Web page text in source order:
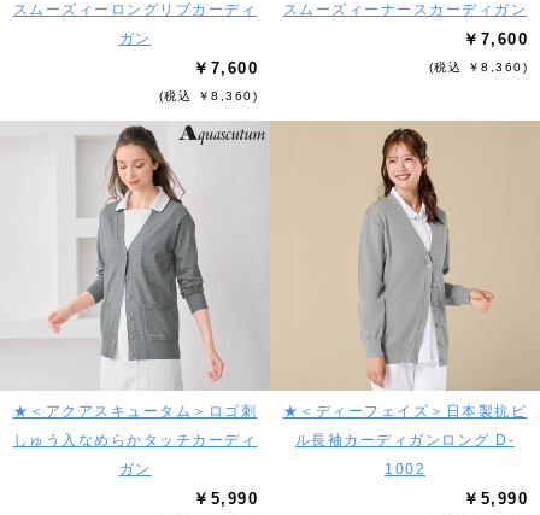
スムーズィーロングリブカーディ
ガン
￥7,600
(税込 ￥8,360)
スムーズィーナースカーディガン
￥7,600
(税込 ￥8,360)
★＜アクアスキュータム＞ロゴ刺
しゅう入なめらかタッチカーディ
ガン
￥5,990
★＜ディーフェイズ＞日本製抗ピ
ル長袖カーディガンロング D-
1002
￥5,990